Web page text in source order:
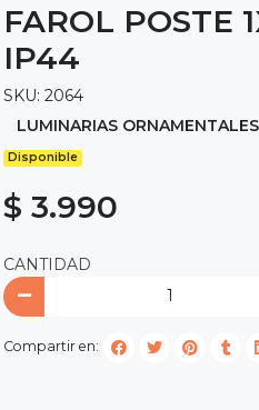
FAROL POSTE
IP44
SKU: 2064
LUMINARIAS ORNAMENTALES
Disponible
$ 3.990
CANTIDAD
Compartir en: